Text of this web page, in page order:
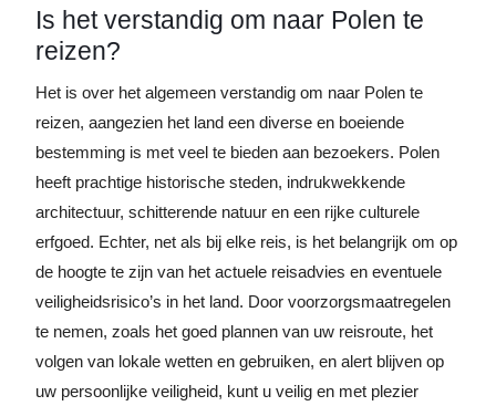
Is het verstandig om naar Polen te
reizen?
Het is over het algemeen verstandig om naar Polen te
reizen, aangezien het land een diverse en boeiende
bestemming is met veel te bieden aan bezoekers. Polen
heeft prachtige historische steden, indrukwekkende
architectuur, schitterende natuur en een rijke culturele
erfgoed. Echter, net als bij elke reis, is het belangrijk om op
de hoogte te zijn van het actuele reisadvies en eventuele
veiligheidsrisico’s in het land. Door voorzorgsmaatregelen
te nemen, zoals het goed plannen van uw reisroute, het
volgen van lokale wetten en gebruiken, en alert blijven op
uw persoonlijke veiligheid, kunt u veilig en met plezier